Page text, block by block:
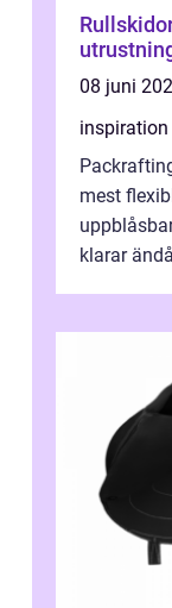
Rullskidor
08 juni
inspiration
mest
klarar